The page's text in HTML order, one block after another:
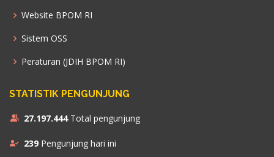
Website BPOM RI
Sistem OSS
Peraturan (JDIH BPOM RI)
STATISTIK PENGUNJUNG
27.197.444 Total pengunjung
239 Pengunjung hari ini